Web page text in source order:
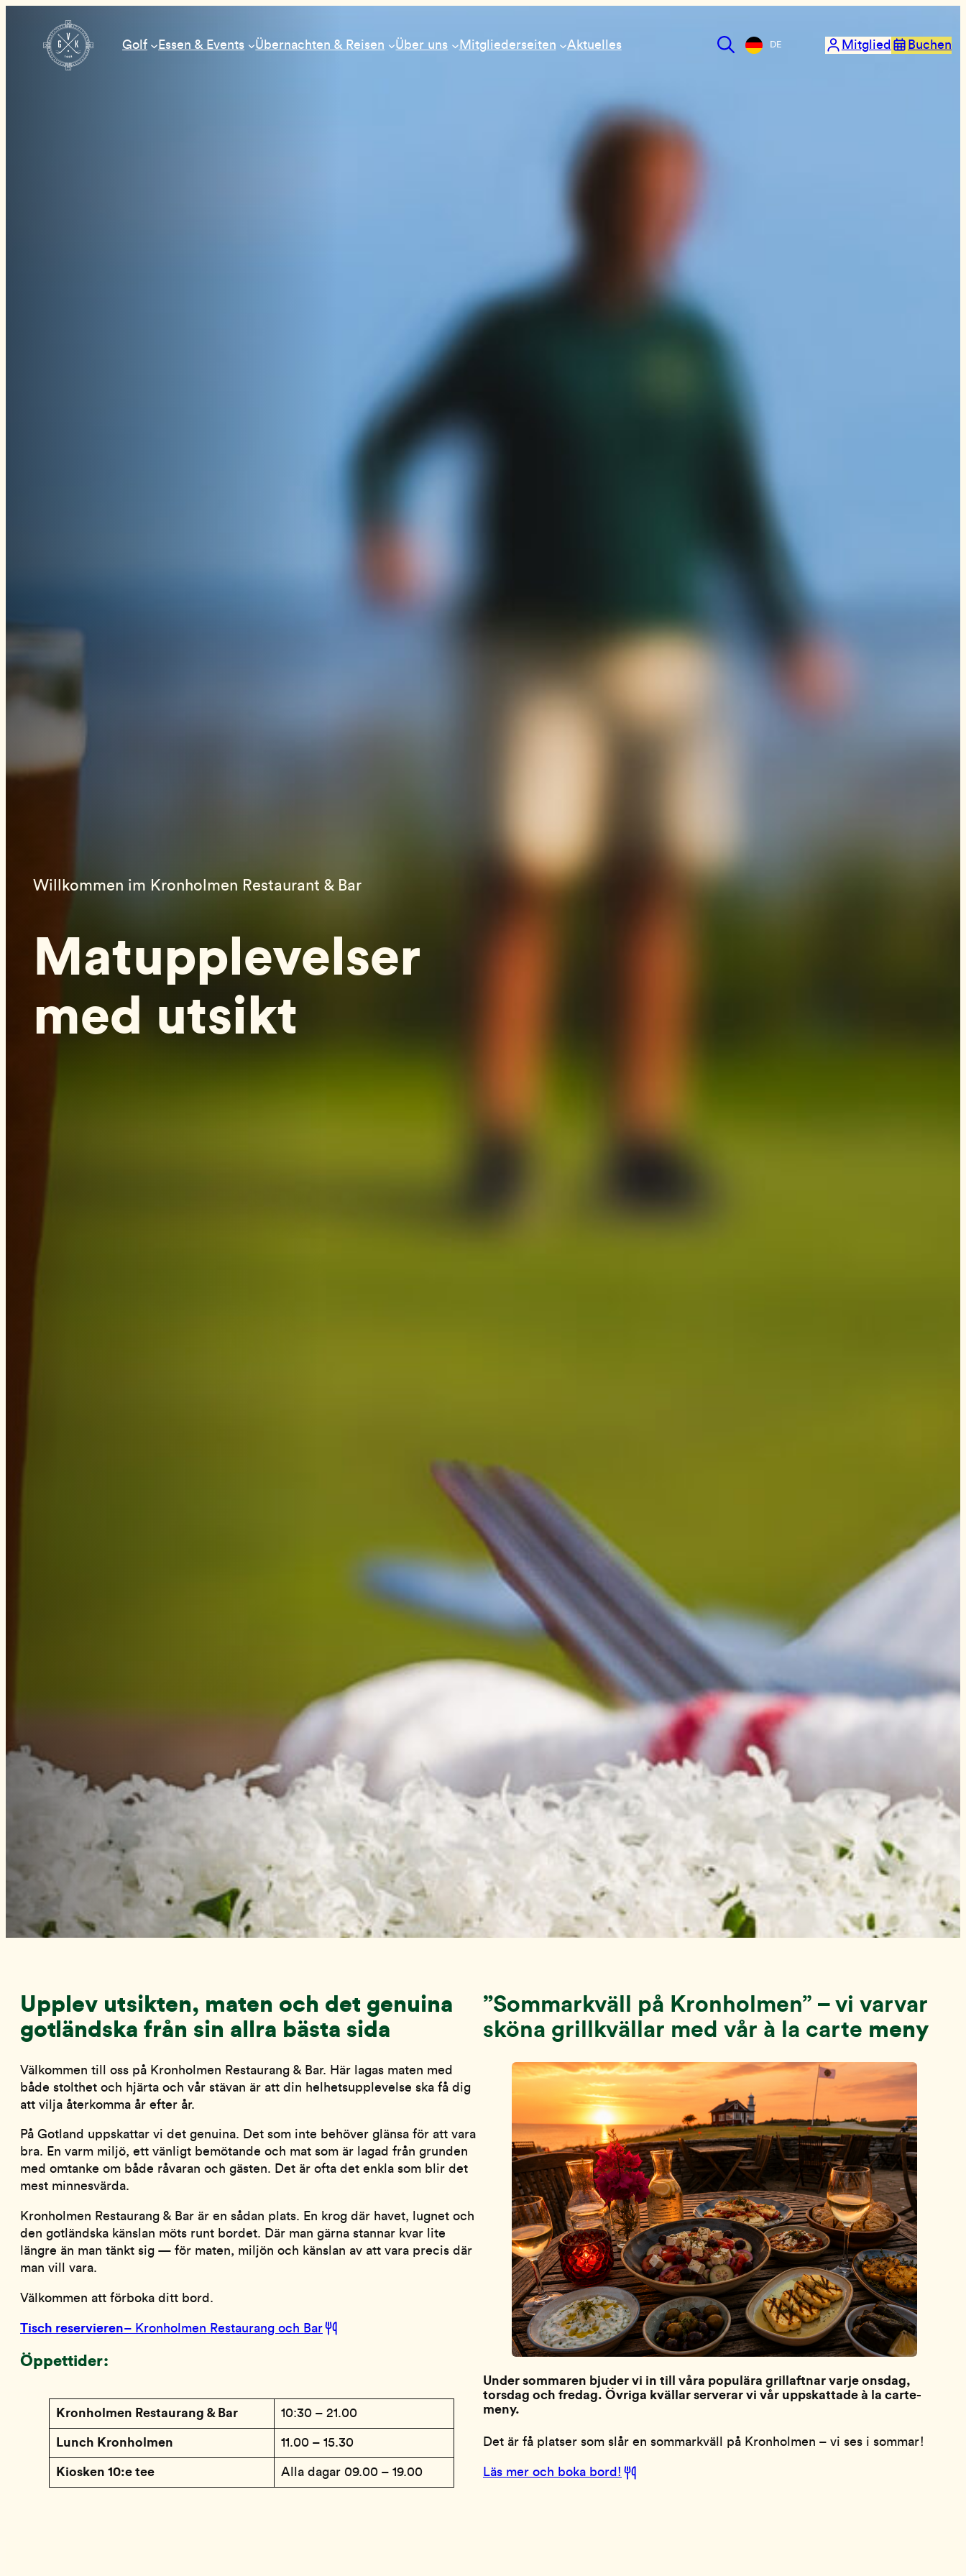
innehåll
Golf Essen & Events Übernachten & Reisen Über uns Mitgliederseiten Aktuelles DE Mitglied Buchen
Willkommen im Kronholmen Restaurant & Bar
Matupplevelser
med utsikt
Upplev utsikten, maten och det genuina
gotländska från sin allra bästa sida
Välkommen till oss på Kronholmen Restaurang & Bar. Här lagas maten med
både stolthet och hjärta och vår stävan är att din helhetsupplevelse ska få dig
att vilja återkomma år efter år.
På Gotland uppskattar vi det genuina. Det som inte behöver glänsa för att vara
bra. En varm miljö, ett vänligt bemötande och mat som är lagad från grunden
med omtanke om både råvaran och gästen. Det är ofta det enkla som blir det
mest minnesvärda.
Kronholmen Restaurang & Bar är en sådan plats. En krog där havet, lugnet och
den gotländska känslan möts runt bordet. Där man gärna stannar kvar lite
längre än man tänkt sig — för maten, miljön och känslan av att vara precis där
man vill vara.
Välkommen att förboka ditt bord.
Tisch reservieren– Kronholmen Restaurang och Bar
Öppettider:
Kronholmen Restaurang & Bar 10:30 – 21.00
Lunch Kronholmen 11.00 – 15.30
Kiosken 10:e tee Alla dagar 09.00 – 19.00
”Sommarkväll på Kronholmen” – vi varvar
sköna grillkvällar med vår à la carte meny
Under sommaren bjuder vi in till våra populära grillaftnar varje onsdag,
torsdag och fredag. Övriga kvällar serverar vi vår uppskattade à la carte-
meny.
Det är få platser som slår en sommarkväll på Kronholmen – vi ses i sommar!
Läs mer och boka bord!